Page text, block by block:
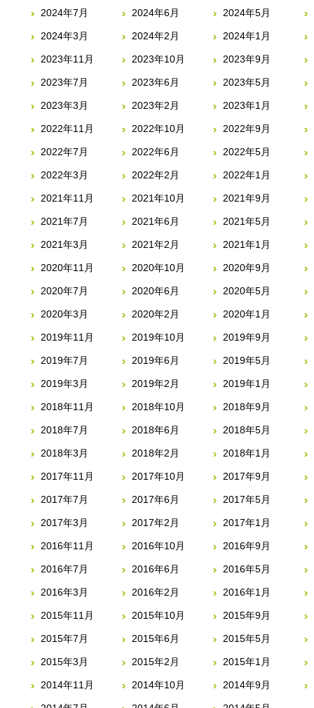
2024年7月 2024年6月 2024年5月
2024年3月 2024年2月 2024年1月
2023年11月 2023年10月 2023年9月
2023年7月 2023年6月 2023年5月
2023年3月 2023年2月 2023年1月
2022年11月 2022年10月 2022年9月
2022年7月 2022年6月 2022年5月
2022年3月 2022年2月 2022年1月
2021年11月 2021年10月 2021年9月
2021年7月 2021年6月 2021年5月
2021年3月 2021年2月 2021年1月
2020年11月 2020年10月 2020年9月
2020年7月 2020年6月 2020年5月
2020年3月 2020年2月 2020年1月
2019年11月 2019年10月 2019年9月
2019年7月 2019年6月 2019年5月
2019年3月 2019年2月 2019年1月
2018年11月 2018年10月 2018年9月
2018年7月 2018年6月 2018年5月
2018年3月 2018年2月 2018年1月
2017年11月 2017年10月 2017年9月
2017年7月 2017年6月 2017年5月
2017年3月 2017年2月 2017年1月
2016年11月 2016年10月 2016年9月
2016年7月 2016年6月 2016年5月
2016年3月 2016年2月 2016年1月
2015年11月 2015年10月 2015年9月
2015年7月 2015年6月 2015年5月
2015年3月 2015年2月 2015年1月
2014年11月 2014年10月 2014年9月